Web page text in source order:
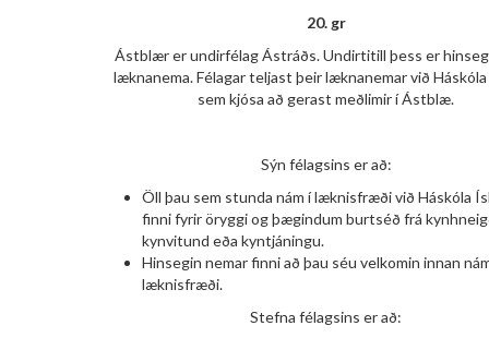
20. gr
Ástblær er undirfélag Ástráðs. Undirtitill þess er
læknanema. Félagar teljast þeir læknanemar við
sem kjósa að gerast meðlimir í Ástblæ.
Sýn félagsins er að:
Öll þau sem stunda nám í læknisfræði við Háskóla
finni fyrir öryggi og þægindum burtséð frá
kynvitund eða kyntjáningu.
Hinsegin nemar finni að þau séu velkomin innan
læknisfræði.
Stefna félagsins er að: